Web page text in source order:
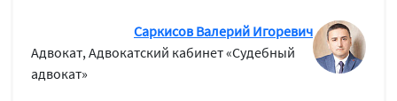
Саркисов Валерий Игоревич
Адвокат,Адвокатский кабинет «Судебный
адвокат»